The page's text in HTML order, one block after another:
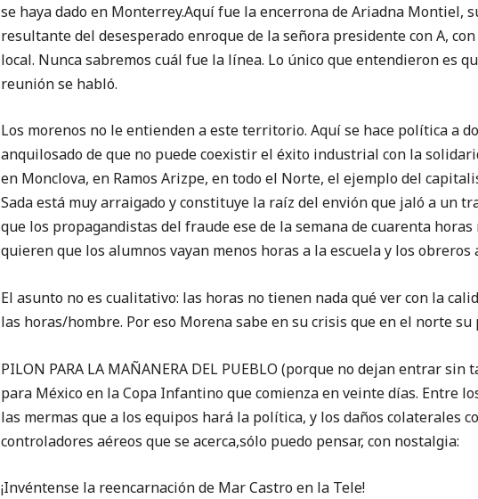
se haya dado en Monterrey.Aquí fue la encerrona de Ariadna Montiel,
resultante del desesperado enroque de la señora presidente con A,
local. Nunca sabremos cuál fue la línea. Lo único que entendieron es
reunión se habló.
Los morenos no le entienden a este territorio. Aquí se hace política a
anquilosado de que no puede coexistir el éxito industrial con la
en Monclova, en Ramos Arizpe, en todo el Norte, el ejemplo del
Sada está muy arraigado y constituye la raíz del envión que jaló a un
que los propagandistas del fraude ese de la semana de cuarenta
quieren que los alumnos vayan menos horas a la escuela y los obreros
El asunto no es cualitativo: las horas no tienen nada qué ver con la
las horas/hombre. Por eso Morena sabe en su crisis que en el norte
PILON PARA LA MAÑANERA DEL PUEBLO (porque no dejan entrar sin
para México en la Copa Infantino que comienza en veinte días. Entre
las mermas que a los equipos hará la política, y los daños colaterales
controladores aéreos que se acerca,sólo puedo pensar, con nostalgia:
¡Invéntense la reencarnación de Mar Castro en la Tele!